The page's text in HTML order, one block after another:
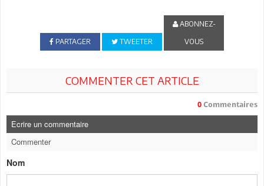
PARTAGER TWEETER
ABONNEZ-
VOUS
COMMENTER CET ARTICLE
0 Commentaires
Ecrire un commentaire
Commenter
Nom